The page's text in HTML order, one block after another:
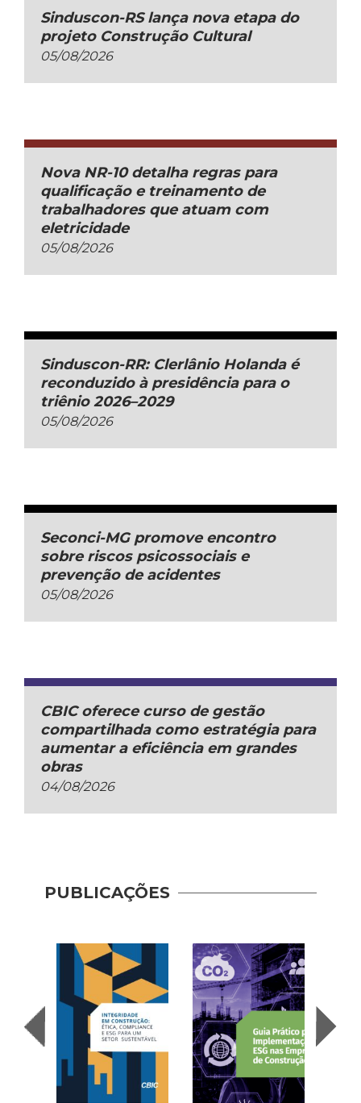
Sinduscon-RS lança nova etapa do
projeto Construção Cultural
05/08/2026
Nova NR-10 detalha regras para
qualificação e treinamento de
trabalhadores que atuam com
eletricidade
05/08/2026
Sinduscon-RR: Clerlânio Holanda é
reconduzido à presidência para o
triênio 2026–2029
05/08/2026
Seconci-MG promove encontro
sobre riscos psicossociais e
prevenção de acidentes
05/08/2026
CBIC oferece curso de gestão
compartilhada como estratégia para
aumentar a eficiência em grandes
obras
04/08/2026
PUBLICAÇÕES